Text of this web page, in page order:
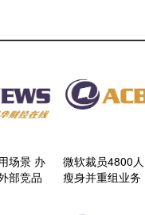
场景 办
部竞品
微软裁员4800
瘦身并重组业